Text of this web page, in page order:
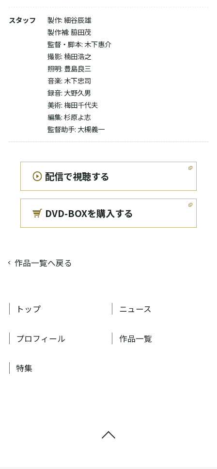
スタッフ
製作: 細谷辰雄
製作補: 脇田茂
監督・脚本: 木下惠介
撮影: 楠田浩之
照明: 豊島良三
音楽: 木下忠司
録音: 大野久男
美術: 梅田千代夫
編集: 杉原よ志
監督助手: 大槻義一
配信で視聴する
DVD-BOXを購入する
作品一覧へ戻る
トップ ニュース
プロフィール 作品一覧
特集